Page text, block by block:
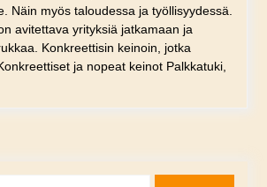
Näin myös taloudessa ja työllisyydessä.
avitettava yrityksiä jatkamaan ja
Konkreettisin keinoin, jotka
ja nopeat keinot Palkkatuki,